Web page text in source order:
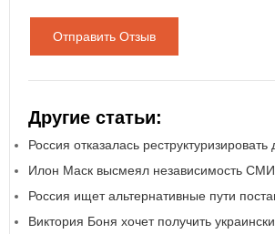
Отправить Отзыв
Другие статьи:
Россия отказалась реструктуризировать
Илон Маск высмеял независимость
Россия ищет альтернативные пути
Виктория Боня хочет получить